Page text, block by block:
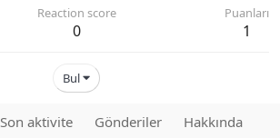
Reaction score
0
Puanları
1
Bul
Son aktivite Gönderiler Hakkında